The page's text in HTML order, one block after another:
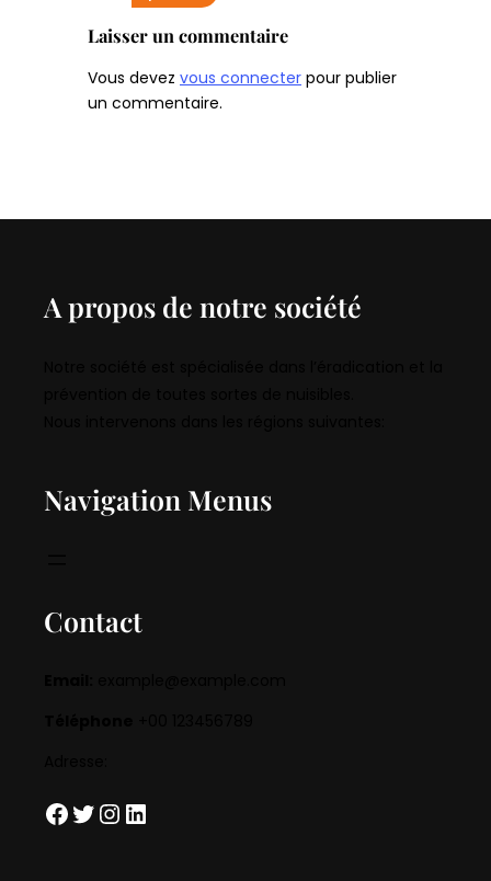
Laisser un commentaire
Vous devez vous connecter pour publier
un commentaire.
A propos de notre société
Navigation Menus
Contact
Facebook Twitter InstagramLinkedIn